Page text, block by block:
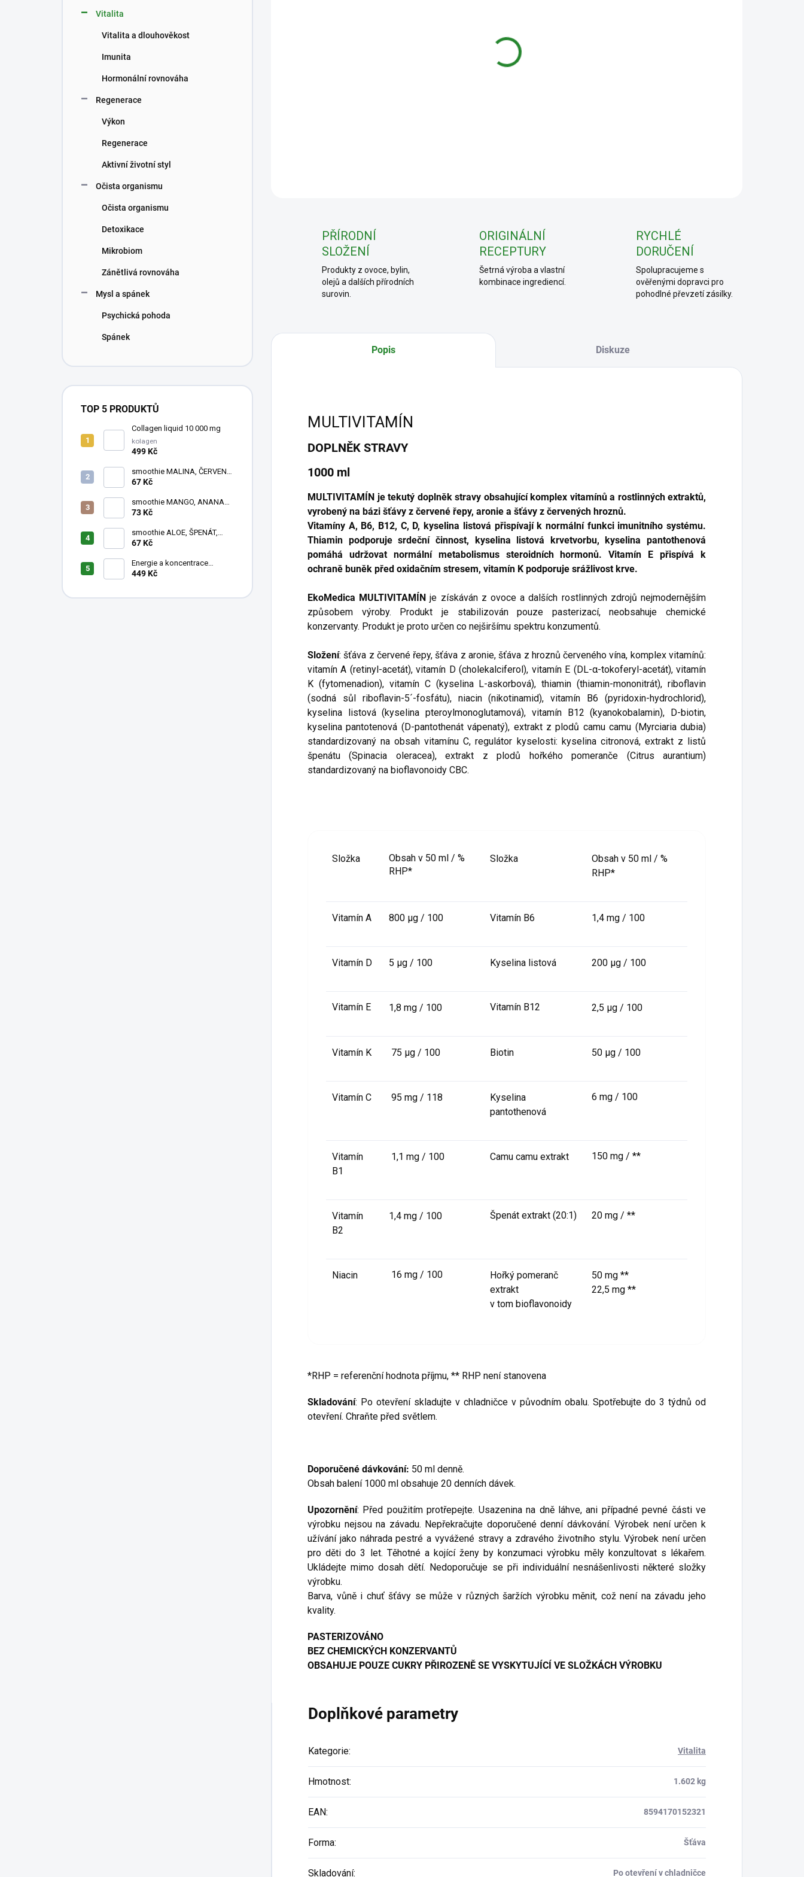
Vitalita
Vitalita a dlouhověkost
Imunita
Hormonální rovnováha
Regenerace
Výkon
Regenerace
Aktivní životní styl
Očista organismu
Očista organismu
Detoxikace
Mikrobiom
Zánětlivá rovnováha
Mysl a spánek
Psychická pohoda
Spánek
TOP 5 PRODUKTŮ
Collagen liquid 10 000 mg
kolagen
499 Kč
smoothie MALINA, ČERVENÁ
ŘEPA, ČERNÝ RYBÍZ
67 Kč
smoothie MANGO, ANANAS,
RAKYTNÍK
73 Kč
smoothie ALOE, ŠPENÁT,
KOKOS
67 Kč
Energie a koncentrace
1000ml
449 Kč
PŘÍRODNÍ
SLOŽENÍ
Produkty z ovoce, bylin,
olejů a dalších přírodních
surovin.
ORIGINÁLNÍ
RECEPTURY
Šetrná výroba a vlastní
kombinace ingrediencí.
RYCHLÉ
DORUČENÍ
Spolupracujeme s
ověřenými dopravci pro
pohodlné převzetí zásilky.
Popis Diskuze
MULTIVITAMÍN
DOPLNĚK STRAVY
1000 ml
MULTIVITAMÍN je tekutý doplněk stravy obsahující komplex vitamínů a rostlinných extraktů,
vyrobený na bázi šťávy z červené řepy, aronie a šťávy z červených hroznů.
Vitamíny A, B6, B12, C, D, kyselina listová přispívají k normální funkci imunitního systému.
Thiamin podporuje srdeční činnost, kyselina listová krvetvorbu, kyselina pantothenová
pomáhá udržovat normální metabolismus steroidních hormonů. Vitamín E přispívá k
ochraně buněk před oxidačním stresem, vitamín K podporuje srážlivost krve.
EkoMedica MULTIVITAMÍN je získáván z ovoce a dalších rostlinných zdrojů nejmodernějším
způsobem výroby. Produkt je stabilizován pouze pasterizací, neobsahuje chemické
konzervanty. Produkt je proto určen co nejširšímu spektru konzumentů.
Složení: šťáva z červené řepy, šťáva z aronie, šťáva z hroznů červeného vína, komplex vitamínů:
vitamín A (retinyl-acetát), vitamín D (cholekalciferol), vitamín E (DL-α-tokoferyl-acetát), vitamín
K (fytomenadion), vitamín C (kyselina L-askorbová), thiamin (thiamin-mononitrát), riboflavin
(sodná sůl riboflavin-5´-fosfátu), niacin (nikotinamid), vitamín B6 (pyridoxin-hydrochlorid),
kyselina listová (kyselina pteroylmonoglutamová), vitamín B12 (kyanokobalamin), D-biotin,
kyselina pantotenová (D-pantothenát vápenatý), extrakt z plodů camu camu (Myrciaria dubia)
standardizovaný na obsah vitamínu C, regulátor kyselosti: kyselina citronová, extrakt z listů
špenátu (Spinacia oleracea), extrakt z plodů hořkého pomeranče (Citrus aurantium)
standardizovaný na bioflavonoidy CBC.
Složka
Obsah v 50 ml / %
RHP*
Složka
Obsah v 50 ml / %
RHP*
Vitamín A 800 µg / 100 Vitamín B6 1,4 mg / 100
Vitamín D 5 µg / 100 Kyselina listová 200 µg / 100
Vitamín E 1,8 mg / 100 Vitamín B12 2,5 µg / 100
Vitamín K 75 µg / 100 Biotin 50 µg / 100
Vitamín C 95 mg / 118
Kyselina
pantothenová
6 mg / 100
Vitamín
B1
1,1 mg / 100 Camu camu extrakt 150 mg / **
Vitamín
B2
1,4 mg / 100 Špenát extrakt (20:1) 20 mg / **
Niacin 16 mg / 100
Hořký pomeranč
extrakt
v tom bioflavonoidy
50 mg **
22,5 mg **
*RHP = referenční hodnota příjmu, ** RHP není stanovena
Skladování: Po otevření skladujte v chladničce v původním obalu. Spotřebujte do 3 týdnů od
otevření. Chraňte před světlem.
Doporučené dávkování: 50 ml denně.
Obsah balení 1000 ml obsahuje 20 denních dávek.
Upozornění: Před použitím protřepejte. Usazenina na dně láhve, ani případné pevné části ve
výrobku nejsou na závadu. Nepřekračujte doporučené denní dávkování. Výrobek není určen k
užívání jako náhrada pestré a vyvážené stravy a zdravého životního stylu. Výrobek není určen
pro děti do 3 let. Těhotné a kojící ženy by konzumaci výrobku měly konzultovat s lékařem.
Ukládejte mimo dosah dětí. Nedoporučuje se při individuální nesnášenlivosti některé složky
výrobku.
Barva, vůně i chuť šťávy se může v různých šaržích výrobku měnit, což není na závadu jeho
kvality.
PASTERIZOVÁNO
BEZ CHEMICKÝCH KONZERVANTŮ
OBSAHUJE POUZE CUKRY PŘIROZENĚ SE VYSKYTUJÍCÍ VE SLOŽKÁCH VÝROBKU
Doplňkové parametry
Kategorie: Vitalita
Hmotnost: 1.602 kg
EAN: 8594170152321
Forma: Šťáva
Skladování: Po otevření v chladničce